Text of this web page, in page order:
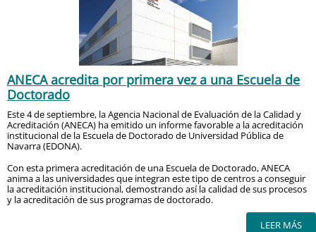
ANECA acredita por primera vez a una Escuela de
Doctorado
Este 4 de septiembre, la Agencia Nacional de Evaluación de la Calidad y
Acreditación (ANECA) ha emitido un informe favorable a la acreditación
institucional de la Escuela de Doctorado de Universidad Pública de
Navarra (EDONA).
Con esta primera acreditación de una Escuela de Doctorado, ANECA
anima a las universidades que integran este tipo de centros a conseguir
la acreditación institucional, demostrando así la calidad de sus procesos
y la acreditación de sus programas de doctorado.
LEER MÁS